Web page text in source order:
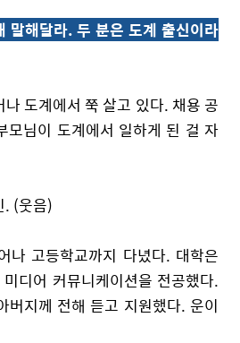
말해달라. 두 분은 도계 출신이라
도계에서 쭉 살고 있다. 채용 공
모님이 도계에서 일하게 된 걸 자
. (웃음)
나 고등학교까지 다녔다. 대학은
디어 커뮤니케이션을 전공했다.
버지께 전해 듣고 지원했다. 운이